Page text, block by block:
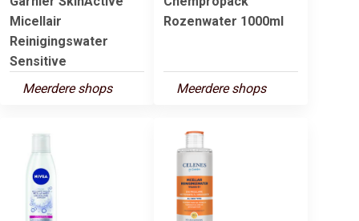
Micellair
Reinigingswater
Sensitive
Meerdere shops
Rozenwater 1000ml
Meerdere shops